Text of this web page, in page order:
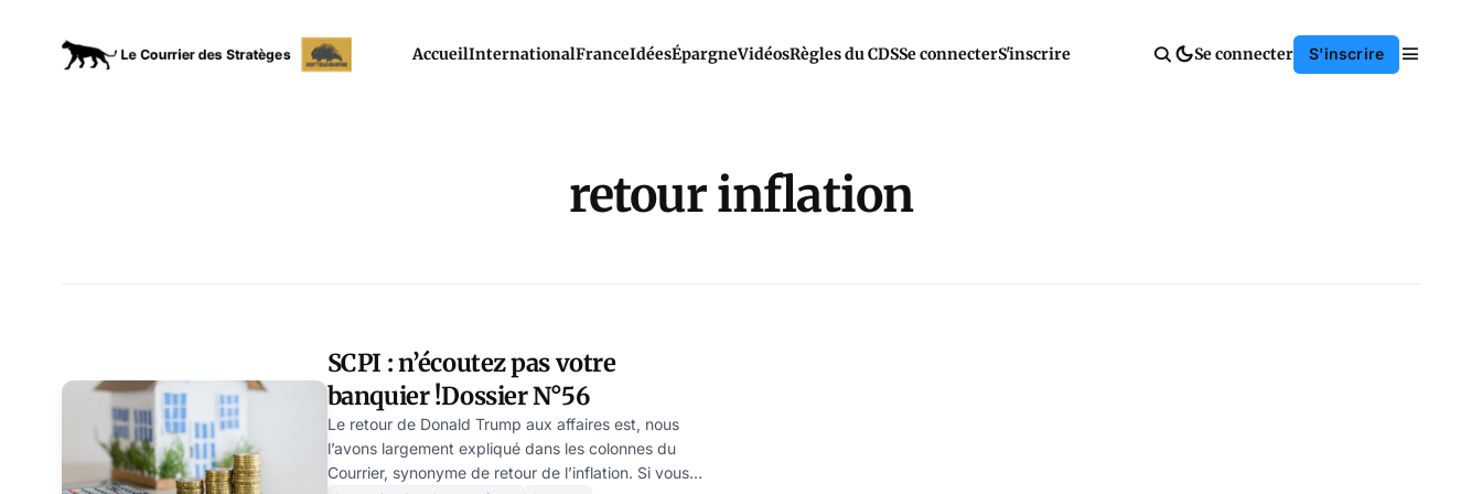
AccueilInternationalFranceIdéesÉpargneVidéosRègles du CDSSe connecterS'inscrire Se connecter S'inscrire
retour inflation
SCPI : n’écoutez pas votre
banquier !Dossier N°56
Le retour de Donald Trump aux affaires est, nous
l’avons largement expliqué dans les colonnes du
Courrier, synonyme de retour de l’inflation. Si vous